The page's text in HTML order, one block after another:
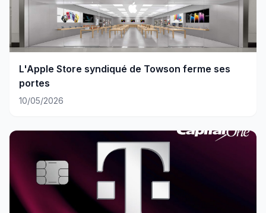
L'Apple Store syndiqué de Towson ferme ses
portes
10/05/2026